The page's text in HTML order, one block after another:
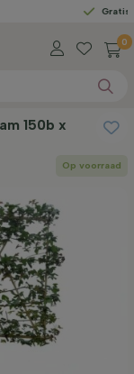
Gratis geleverd
0
150b x
Op voorraad